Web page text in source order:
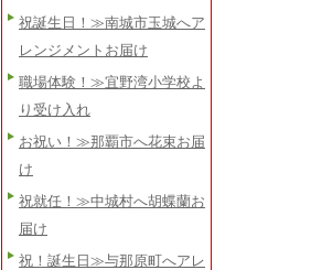
祝誕生日！≫南城市玉城へア
レンジメントお届け
職場体験！≫宜野湾小学校よ
り受け入れ
お祝い！≫那覇市へ花束お届
け
祝就任！≫中城村へ胡蝶蘭お
届け
祝！誕生日≫与那原町へアレ